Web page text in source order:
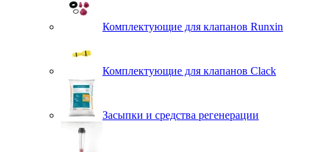
Комплектующие для клапанов Runxin
Комплектующие для клапанов Clack
Засыпки и средства регенерации